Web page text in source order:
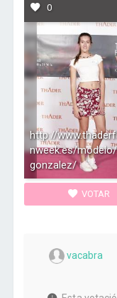
0
http://
nweek.es/
gonzalez/
VOTAR
vacabra